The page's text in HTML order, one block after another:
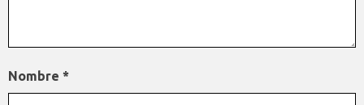
Nombre *